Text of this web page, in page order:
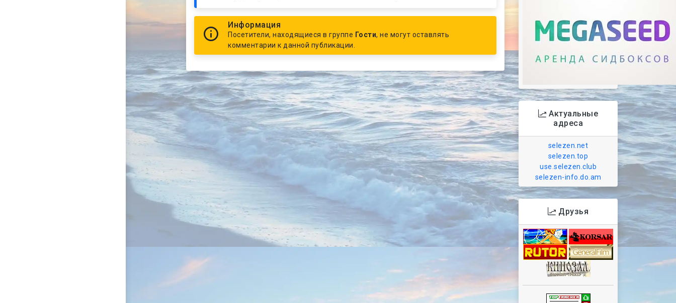
Информация
Посетители, находящиеся в группе Гости, не могут оставлять
комментарии к данной публикации.
Актуальные
адреса
selezen.net
selezen.top
use.selezen.club
selezen-info.do.am
Друзья